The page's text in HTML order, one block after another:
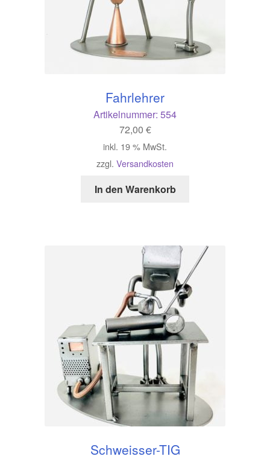
Fahrlehrer
Artikelnummer: 554
72,00 €
inkl. 19 % MwSt.
zzgl. Versandkosten
In den Warenkorb
Schweisser-TIG